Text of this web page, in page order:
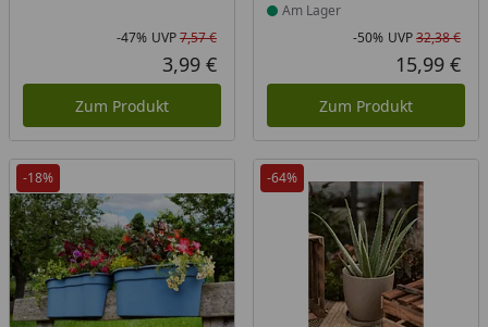
Rabatt in Prozent
-47%
Ursprünglicher Preis
UVP7,57 €
Aktueller Preis
3,99 €
Zum Produkt
Am Lager
-50% UVP32,38 €
15,99 €
Zum Produkt
-18% -64%